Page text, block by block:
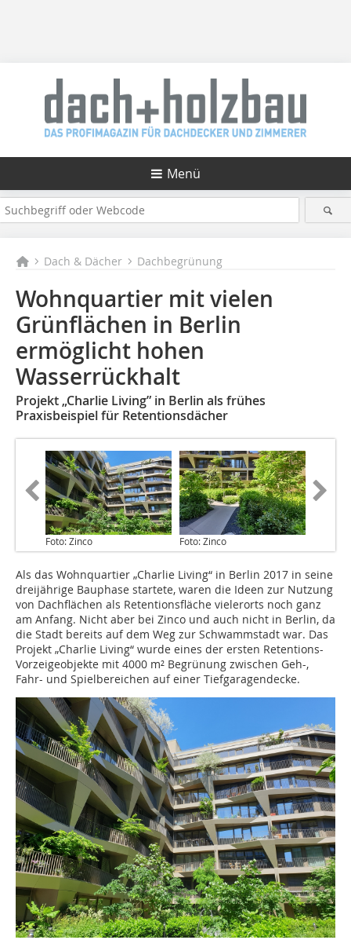
Menü
Dach & Dächer Dachbegrünung
Wohnquartier mit vielen
Grünflächen in Berlin
ermöglicht hohen
Wasserrückhalt
Projekt „Charlie Living” in Berlin als frühes
Praxisbeispiel für Retentionsdächer
Foto: Zinco Foto: Zinco
Als das Wohnquartier „Charlie Living“ in Berlin 2017 in seine
dreijährige Bauphase startete, waren die Ideen zur Nutzung
von Dachflächen als Retentionsfläche vielerorts noch ganz
am Anfang. Nicht aber bei Zinco und auch nicht in Berlin, da
die Stadt bereits auf dem Weg zur Schwammstadt war. Das
Projekt „Charlie Living“ wurde eines der ersten Retentions-
Vorzeigeobjekte mit 4000 m² Begrünung zwischen Geh-,
Fahr- und Spielbereichen auf einer ­Tiefgaragendecke.